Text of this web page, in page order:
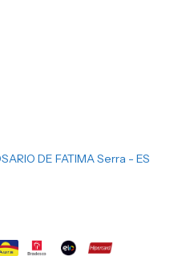
DE FATIMA Serra - ES